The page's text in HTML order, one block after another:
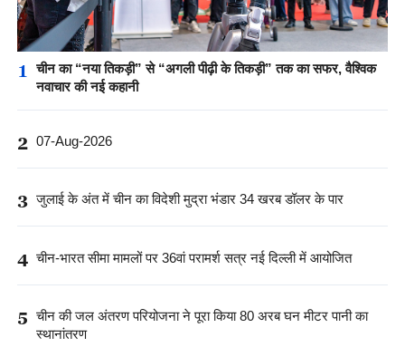
1
चीन का “नया तिकड़ी” से “अगली पीढ़ी के तिकड़ी” तक का सफर, वैश्विक
नवाचार की नई कहानी
2 07-Aug-2026
3 जुलाई के अंत में चीन का विदेशी मुद्रा भंडार 34 खरब डॉलर के पार
4 चीन-भारत सीमा मामलों पर 36वां परामर्श सत्र नई दिल्ली में आयोजित
5 चीन की जल अंतरण परियोजना ने पूरा किया 80 अरब घन मीटर पानी का
स्थानांतरण